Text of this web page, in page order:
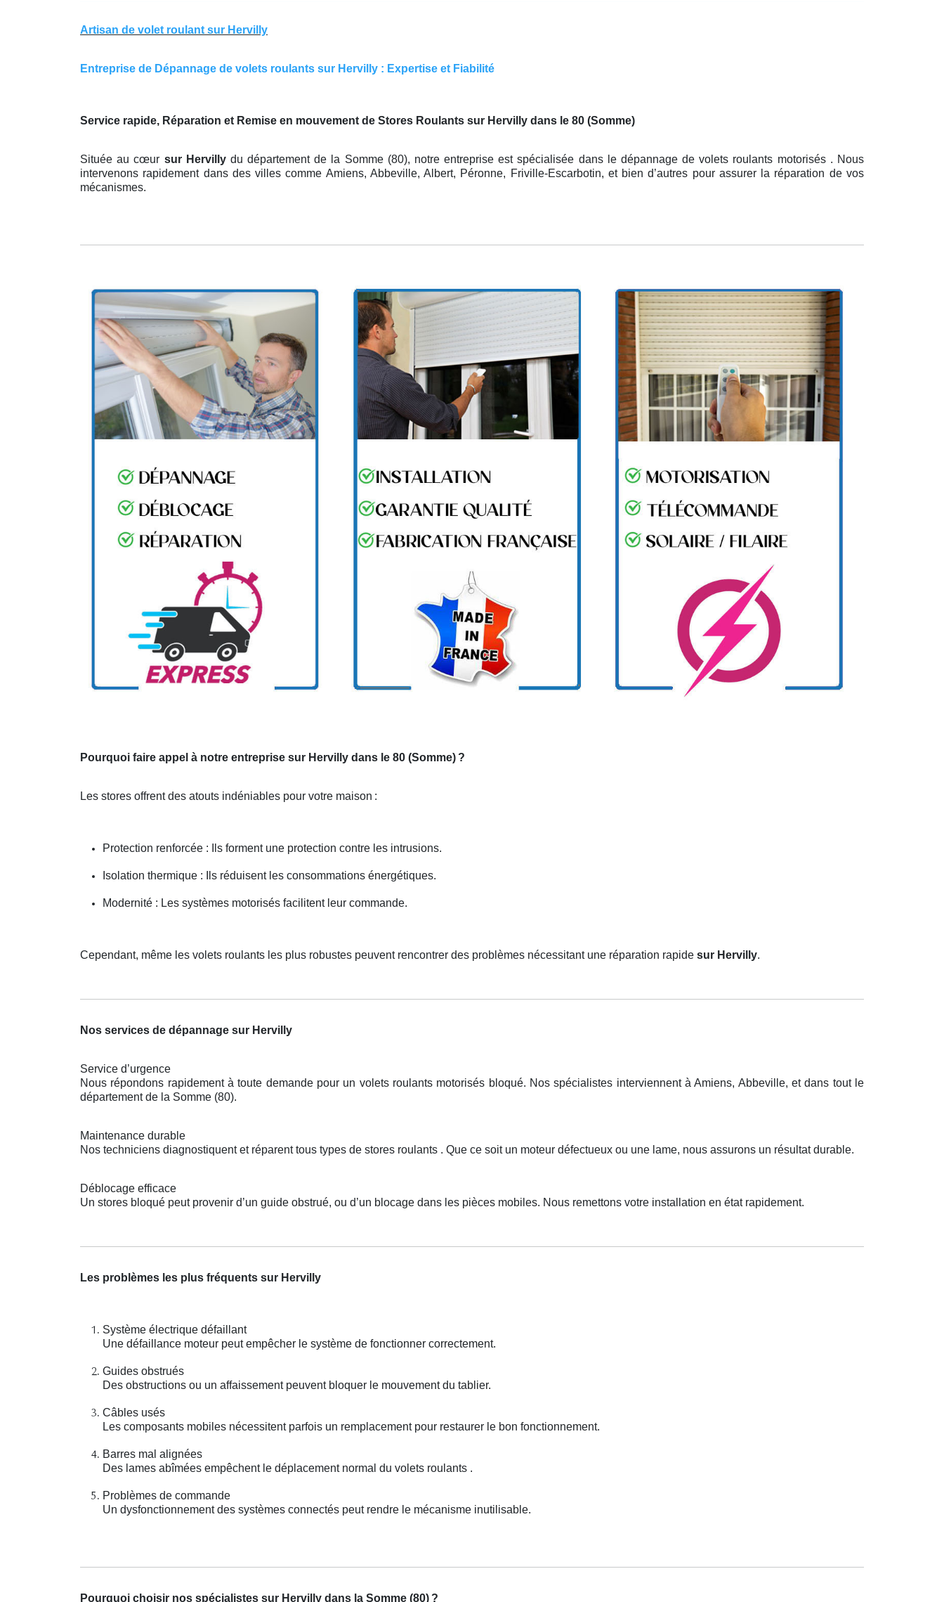
Artisan de volet roulant sur Hervilly
Entreprise de Dépannage de volets roulants sur Hervilly : Expertise et Fiabilité
Service rapide, Réparation et Remise en mouvement de Stores Roulants sur Hervilly dans le 80 (Somme)
Située au cœur sur Hervilly du département de la Somme (80), notre entreprise est spécialisée dans le dépannage de volets roulants motorisés . Nous
intervenons rapidement dans des villes comme Amiens, Abbeville, Albert, Péronne, Friville-Escarbotin, et bien d’autres pour assurer la réparation de vos
mécanismes.
Pourquoi faire appel à notre entreprise sur Hervilly dans le 80 (Somme) ?
Les stores offrent des atouts indéniables pour votre maison :
Protection renforcée : Ils forment une protection contre les intrusions.
Isolation thermique : Ils réduisent les consommations énergétiques.
Modernité : Les systèmes motorisés facilitent leur commande.
Cependant, même les volets roulants les plus robustes peuvent rencontrer des problèmes nécessitant une réparation rapide sur Hervilly.
Nos services de dépannage sur Hervilly
Service d’urgence
Nous répondons rapidement à toute demande pour un volets roulants motorisés bloqué. Nos spécialistes interviennent à Amiens, Abbeville, et dans tout le
département de la Somme (80).
Maintenance durable
Nos techniciens diagnostiquent et réparent tous types de stores roulants . Que ce soit un moteur défectueux ou une lame, nous assurons un résultat durable.
Déblocage efficace
Un stores bloqué peut provenir d’un guide obstrué, ou d’un blocage dans les pièces mobiles. Nous remettons votre installation en état rapidement.
Les problèmes les plus fréquents sur Hervilly
Système électrique défaillant
Une défaillance moteur peut empêcher le système de fonctionner correctement.
Guides obstrués
Des obstructions ou un affaissement peuvent bloquer le mouvement du tablier.
Câbles usés
Les composants mobiles nécessitent parfois un remplacement pour restaurer le bon fonctionnement.
Barres mal alignées
Des lames abîmées empêchent le déplacement normal du volets roulants .
Problèmes de commande
Un dysfonctionnement des systèmes connectés peut rendre le mécanisme inutilisable.
Pourquoi choisir nos spécialistes sur Hervilly dans la Somme (80) ?